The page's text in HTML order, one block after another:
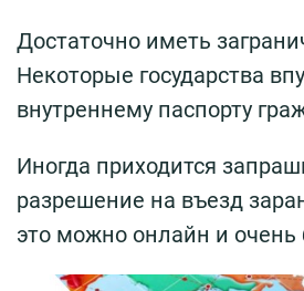
Достаточно иметь
Некоторые государства
внутреннему паспорту
Иногда приходится
разрешение на въезд
это можно онлайн и очень